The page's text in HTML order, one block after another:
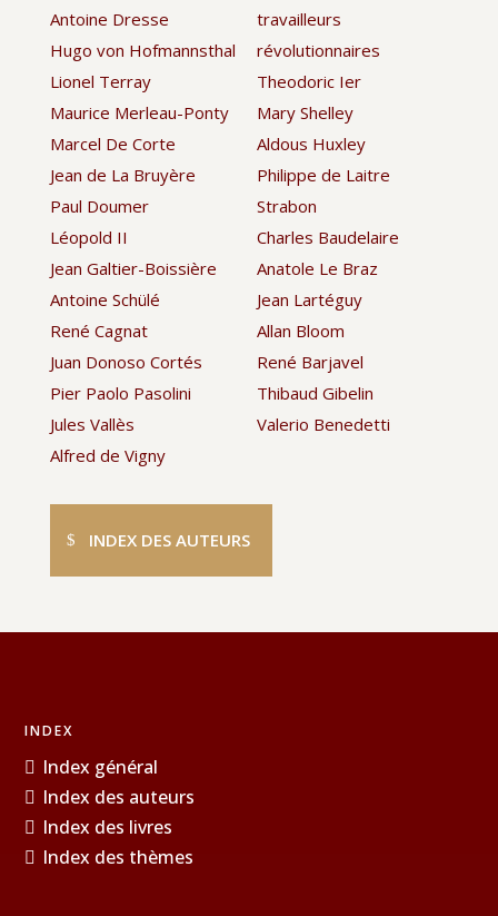
Antoine Dresse
Hugo von Hofmannsthal
Lionel Terray
Maurice Merleau-Ponty
Marcel De Corte
Jean de La Bruyère
Paul Doumer
Léopold II
Jean Galtier-Boissière
Antoine Schülé
René Cagnat
Juan Donoso Cortés
Pier Paolo Pasolini
Jules Vallès
Alfred de Vigny
travailleurs
révolutionnaires
Theodoric Ier
Mary Shelley
Aldous Huxley
Philippe de Laitre
Strabon
Charles Baudelaire
Anatole Le Braz
Jean Lartéguy
Allan Bloom
René Barjavel
Thibaud Gibelin
Valerio Benedetti
INDEX DES AUTEURS
INDEX
Index général
Index des auteurs
Index des livres
Index des thèmes